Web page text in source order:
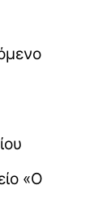
«Ο